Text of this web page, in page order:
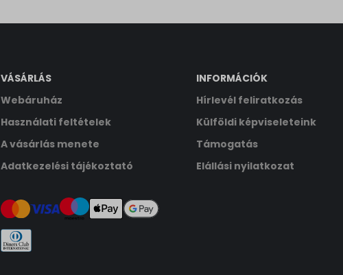
VÁSÁRLÁS
Webáruház
Használati feltételek
Adatkezelési tájékoztató
INFORMÁCIÓK
Hírlevél feliratkozás
Külföldi képviseleteink